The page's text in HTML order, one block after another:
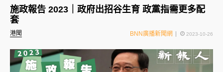
港聞
施政報告 2023｜政府出招谷生育 政黨指需更多配
套
BNN廣播新聞網 2023-10-26